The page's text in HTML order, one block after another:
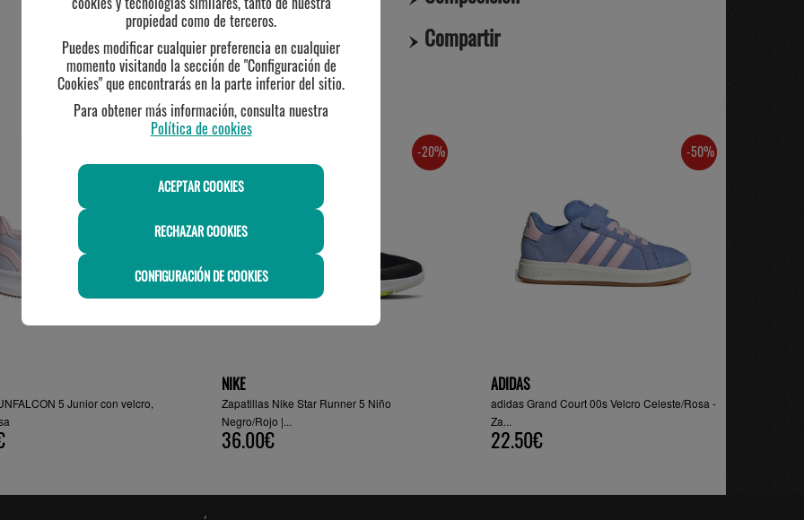
Compartir
TE PUEDE INTERESAR
5 Junior con velcro,
-20%
NIKE
Zapatillas Nike Star Runner 5 Niño
Negro/Rojo |...
36.00€
-50%
ADIDAS
adidas Grand Court 00s Velcro Celeste/Rosa -
Za...
22.50€
propiedad como de terceros.
Puedes modificar cualquier preferencia en cualquier
momento visitando la sección de "Configuración de
Cookies" que encontrarás en la parte inferior del sitio.
Para obtener más información, consulta nuestra
Política de cookies
ACEPTAR COOKIES
RECHAZAR COOKIES
CONFIGURACIÓN DE COOKIES